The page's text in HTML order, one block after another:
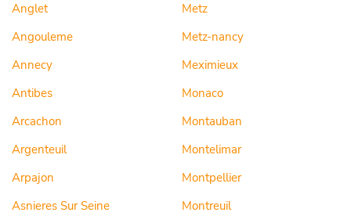
Anglet
Angouleme
Annecy
Antibes
Arcachon
Argenteuil
Arpajon
Asnieres Sur Seine
Metz
Metz-nancy
Meximieux
Monaco
Montauban
Montelimar
Montpellier
Montreuil